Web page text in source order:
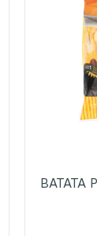
BATATA